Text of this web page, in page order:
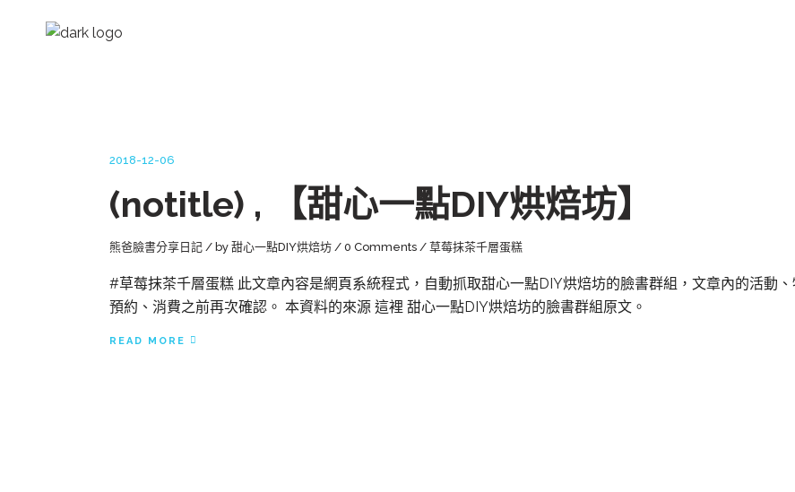
2018-12-06
(notitle) , 【甜心一點DIY烘焙坊】
熊爸臉書分享日記 by 甜心一點DIY烘焙坊 0 Comments 草莓抹茶千層蛋糕
#草莓抹茶千層蛋糕 此文章內容是網頁系統程式，自動抓取甜心一點DIY烘焙坊的臉書群組，文章內的活動
預約、消費之前再次確認。 本資料的來源 這裡 甜心一點DIY烘焙坊的臉書群組原文。
READ MORE